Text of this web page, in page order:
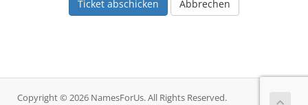
Abbrechen
Copyright © 2026 NamesForUs. All Rights Reserved.